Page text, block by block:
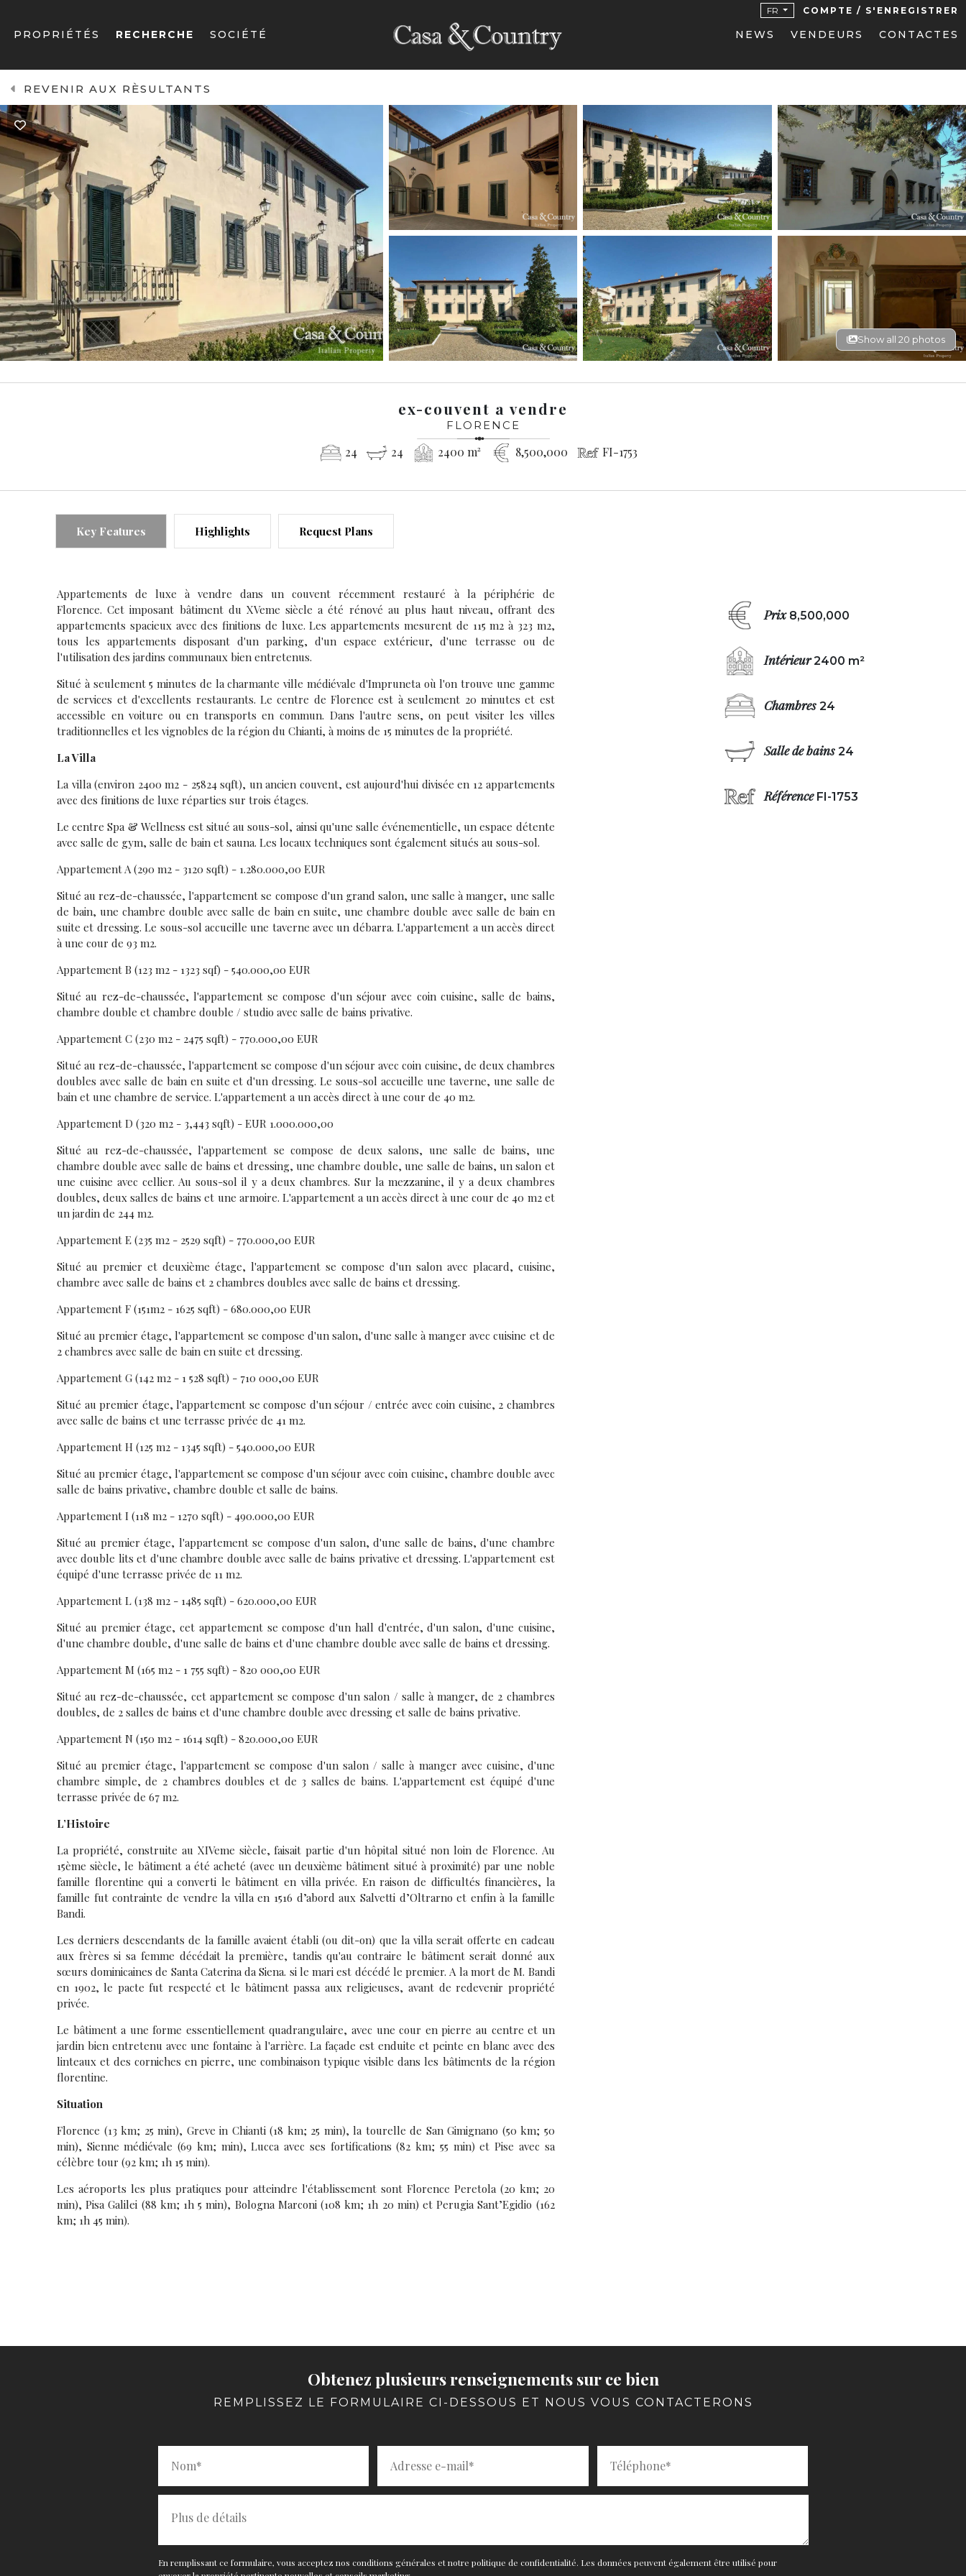
FR COMPTE / S'ENREGISTRER
PROPRIÉTÉS RECHERCHE SOCIÉTÉ NEWS VENDEURS CONTACTES
REVENIR AUX RÈSULTANTS
Show all 20 photos
ex-couvent a vendre
FLORENCE
24 24 2400 m² 8,500,000 FI-1753
Key Features Highlights Request Plans
Appartements de luxe à vendre dans un couvent récemment restauré à la périphérie de
Florence. Cet imposant bâtiment du XVeme siècle a été rénové au plus haut niveau, offrant des
appartements spacieux avec des finitions de luxe. Les appartements mesurent de 115 m2 à 323 m2,
tous les appartements disposant d'un parking, d'un espace extérieur, d'une terrasse ou de
l'utilisation des jardins communaux bien entretenus.
Situé à seulement 5 minutes de la charmante ville médiévale d'Impruneta où l'on trouve une gamme
de services et d'excellents restaurants. Le centre de Florence est à seulement 20 minutes et est
accessible en voiture ou en transports en commun. Dans l'autre sens, on peut visiter les villes
traditionnelles et les vignobles de la région du Chianti, à moins de 15 minutes de la propriété.
La Villa
La villa (environ 2400 m2 - 25824 sqft), un ancien couvent, est aujourd'hui divisée en 12 appartements
avec des finitions de luxe réparties sur trois étages.
Le centre Spa & Wellness est situé au sous-sol, ainsi qu'une salle événementielle, un espace détente
avec salle de gym, salle de bain et sauna. Les locaux techniques sont également situés au sous-sol.
Appartement A (290 m2 - 3120 sqft) - 1.280.000,00 EUR
Situé au rez-de-chaussée, l'appartement se compose d'un grand salon, une salle à manger, une salle
de bain, une chambre double avec salle de bain en suite, une chambre double avec salle de bain en
suite et dressing. Le sous-sol accueille une taverne avec un débarra. L'appartement a un accès direct
à une cour de 93 m2.
Appartement B (123 m2 - 1323 sqf) - 540.000,00 EUR
Situé au rez-de-chaussée, l'appartement se compose d'un séjour avec coin cuisine, salle de bains,
chambre double et chambre double / studio avec salle de bains privative.
Appartement C (230 m2 - 2475 sqft) - 770.000,00 EUR
Situé au rez-de-chaussée, l'appartement se compose d'un séjour avec coin cuisine, de deux chambres
doubles avec salle de bain en suite et d'un dressing. Le sous-sol accueille une taverne, une salle de
bain et une chambre de service. L'appartement a un accès direct à une cour de 40 m2.
Appartement D (320 m2 - 3,443 sqft) - EUR 1.000.000,00
Situé au rez-de-chaussée, l'appartement se compose de deux salons, une salle de bains, une
chambre double avec salle de bains et dressing, une chambre double, une salle de bains, un salon et
une cuisine avec cellier. Au sous-sol il y a deux chambres. Sur la mezzanine, il y a deux chambres
doubles, deux salles de bains et une armoire. L'appartement a un accès direct à une cour de 40 m2 et
un jardin de 244 m2.
Appartement E (235 m2 - 2529 sqft) - 770.000,00 EUR
Situé au premier et deuxième étage, l'appartement se compose d'un salon avec placard, cuisine,
chambre avec salle de bains et 2 chambres doubles avec salle de bains et dressing.
Appartement F (151m2 - 1625 sqft) - 680.000,00 EUR
Situé au premier étage, l'appartement se compose d'un salon, d'une salle à manger avec cuisine et de
2 chambres avec salle de bain en suite et dressing.
Appartement G (142 m2 - 1 528 sqft) - 710 000,00 EUR
Situé au premier étage, l'appartement se compose d'un séjour / entrée avec coin cuisine, 2 chambres
avec salle de bains et une terrasse privée de 41 m2.
Appartement H (125 m2 - 1345 sqft) - 540.000,00 EUR
Situé au premier étage, l'appartement se compose d'un séjour avec coin cuisine, chambre double avec
salle de bains privative, chambre double et salle de bains.
Appartement I (118 m2 - 1270 sqft) - 490.000,00 EUR
Situé au premier étage, l'appartement se compose d'un salon, d'une salle de bains, d'une chambre
avec double lits et d'une chambre double avec salle de bains privative et dressing. L'appartement est
équipé d'une terrasse privée de 11 m2.
Appartement L (138 m2 - 1485 sqft) - 620.000,00 EUR
Situé au premier étage, cet appartement se compose d'un hall d'entrée, d'un salon, d'une cuisine,
d'une chambre double, d'une salle de bains et d'une chambre double avec salle de bains et dressing.
Appartement M (165 m2 - 1 755 sqft) - 820 000,00 EUR
Situé au rez-de-chaussée, cet appartement se compose d'un salon / salle à manger, de 2 chambres
doubles, de 2 salles de bains et d'une chambre double avec dressing et salle de bains privative.
Appartement N (150 m2 - 1614 sqft) - 820.000,00 EUR
Situé au premier étage, l'appartement se compose d'un salon / salle à manger avec cuisine, d'une
chambre simple, de 2 chambres doubles et de 3 salles de bains. L'appartement est équipé d'une
terrasse privée de 67 m2.
L’Histoire
La propriété, construite au XIVeme siècle, faisait partie d'un hôpital situé non loin de Florence. Au
15ème siècle, le bâtiment a été acheté (avec un deuxième bâtiment situé à proximité) par une noble
famille florentine qui a converti le bâtiment en villa privée. En raison de difficultés financières, la
famille fut contrainte de vendre la villa en 1516 d’abord aux Salvetti d’Oltrarno et enfin à la famille
Bandi.
Les derniers descendants de la famille avaient établi (ou dit-on) que la villa serait offerte en cadeau
aux frères si sa femme décédait la première, tandis qu'au contraire le bâtiment serait donné aux
sœurs dominicaines de Santa Caterina da Siena. si le mari est décédé le premier. A la mort de M. Bandi
en 1902, le pacte fut respecté et le bâtiment passa aux religieuses, avant de redevenir propriété
privée.
Le bâtiment a une forme essentiellement quadrangulaire, avec une cour en pierre au centre et un
jardin bien entretenu avec une fontaine à l'arrière. La façade est enduite et peinte en blanc avec des
linteaux et des corniches en pierre, une combinaison typique visible dans les bâtiments de la région
florentine.
Situation
Florence (13 km; 25 min), Greve in Chianti (18 km; 25 min), la tourelle de San Gimignano (50 km; 50
min), Sienne médiévale (69 km; min), Lucca avec ses fortifications (82 km; 55 min) et Pise avec sa
célèbre tour (92 km; 1h 15 min).
Les aéroports les plus pratiques pour atteindre l'établissement sont Florence Peretola (20 km; 20
min), Pisa Galilei (88 km; 1h 5 min), Bologna Marconi (108 km; 1h 20 min) et Perugia Sant’Egidio (162
km; 1h 45 min).
Prix 8,500,000
Intérieur2400 m²
Chambres24
Salle de bains24
Référence FI-1753
Obtenez plusieurs renseignements sur ce bien
REMPLISSEZ LE FORMULAIRE CI-DESSOUS ET NOUS VOUS CONTACTERONS
En remplissant ce formulaire, vous acceptez nos conditions générales et notre politique de confidentialité. Les données peuvent également être utilisé pour